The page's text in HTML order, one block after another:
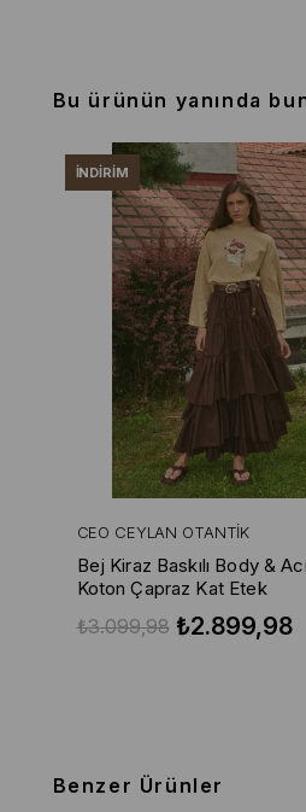
Bu ürünün yanında
CEO CEYLAN OTANTIK
Bej Kiraz Baskılı Body &
Koton Çapraz Kat Etek
₺2.899,98
₺3.099,98
İNDIRIM
Benzer Ürünler